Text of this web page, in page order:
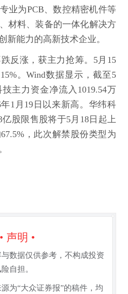
业为PCB、数控精密机件等
材料、装备的一体化解决方
新能力的高新技术企业。
反涨，获主力抢筹。5月15
。Wind数据显示，截至5
主力资金净流入1019.54万
1月19日以来新高。华纬科
股限售股将于5月18日起上
，此次解禁股份类型为
• 声明 •
数据仅供参考，不构成投资
自担。
为“大众证券报”的稿件，均